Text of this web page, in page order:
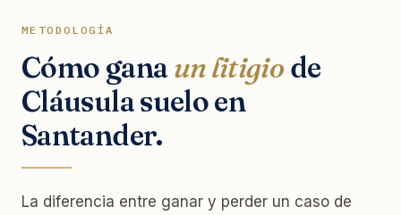
METODOLOGÍA
Cómo gana un litigio de
Cláusula suelo en
Santander.
La diferencia entre ganar y perder un caso de